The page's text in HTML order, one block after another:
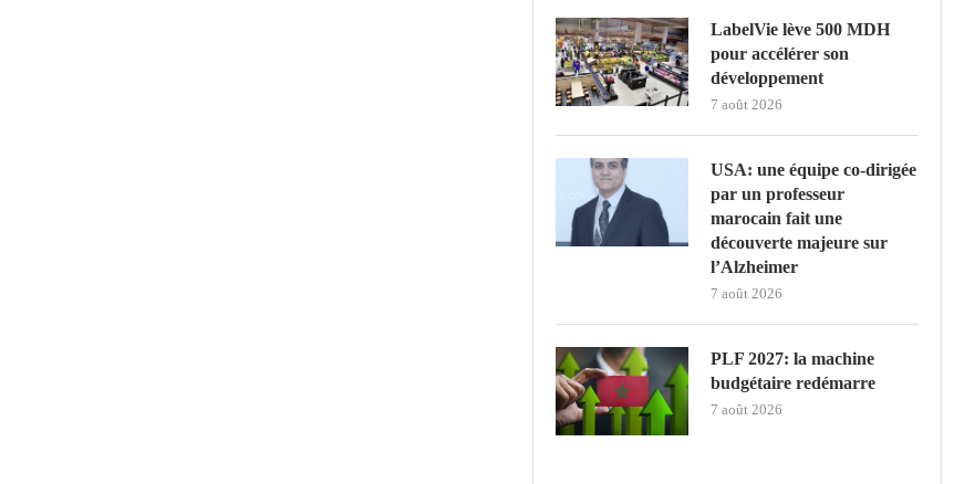
LabelVie lève 500 MDH
pour accélérer son
développement
7 août 2026
USA: une équipe co-dirigée
par un professeur
marocain fait une
découverte majeure sur
l’Alzheimer
7 août 2026
PLF 2027: la machine
budgétaire redémarre
7 août 2026